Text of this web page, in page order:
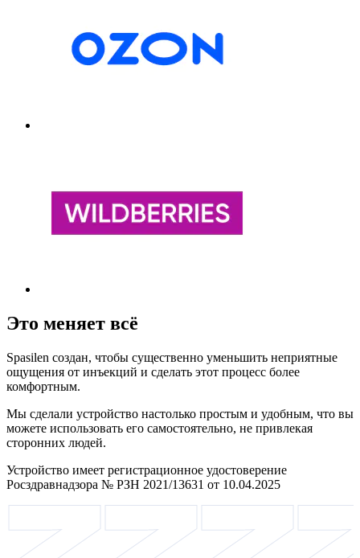
Это меняет всё
Spasilen создан, чтобы существенно уменьшить неприятные
ощущения от инъекций и сделать этот процесс более
комфортным.
Мы сделали устройство настолько простым и удобным, что вы
можете использовать его самостоятельно, не привлекая
сторонних людей.
Устройство имеет регистрационное удостоверение
Росздравнадзора № РЗН 2021/13631 от 10.04.2025